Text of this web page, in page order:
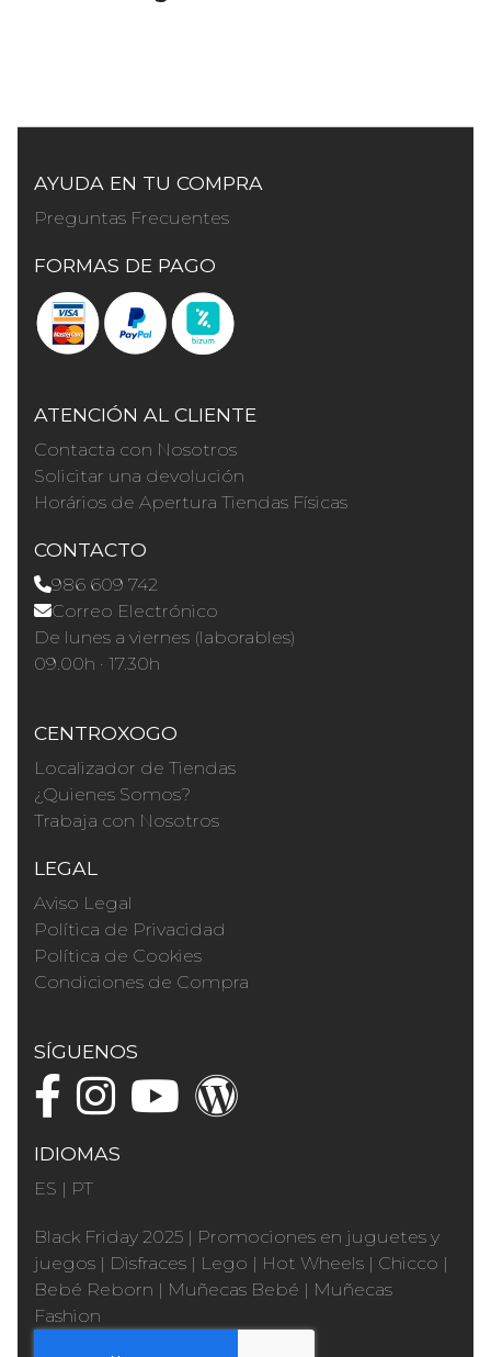
AYUDA EN TU COMPRA
Preguntas Frecuentes
FORMAS DE PAGO
ATENCIÓN AL CLIENTE
Contacta con Nosotros
Solicitar una devolución
Horários de Apertura Tiendas Físicas
CONTACTO
986 609 742
Correo Electrónico
De lunes a viernes (laborables)
09.00h · 17.30h
CENTROXOGO
Localizador de Tiendas
¿Quienes Somos?
Trabaja con Nosotros
LEGAL
Aviso Legal
Política de Privacidad
Política de Cookies
Condiciones de Compra
SÍGUENOS
IDIOMAS
ES | PT
Black Friday 2025 | Promociones en juguetes y
juegos | Disfraces | Lego | Hot Wheels | Chicco |
Bebé Reborn | Muñecas Bebé | Muñecas
Fashion